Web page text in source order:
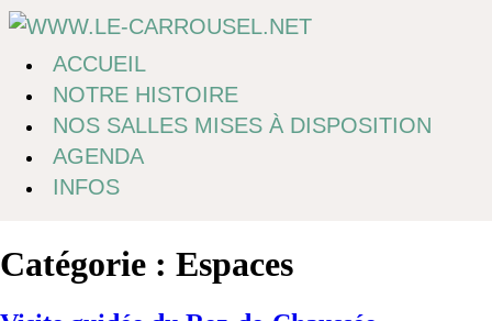
Passer
au
ACCUEIL
NOTRE HISTOIRE
NOS SALLES MISES À DISPOSITION
AGENDA
INFOS
Catégorie : Espaces